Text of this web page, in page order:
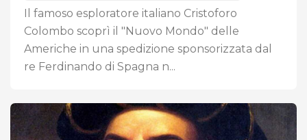
Il famoso esploratore italiano Cristoforo
Colombo scoprì il "Nuovo Mondo" delle
Americhe in una spedizione sponsorizzata dal
re Ferdinando di Spagna n...